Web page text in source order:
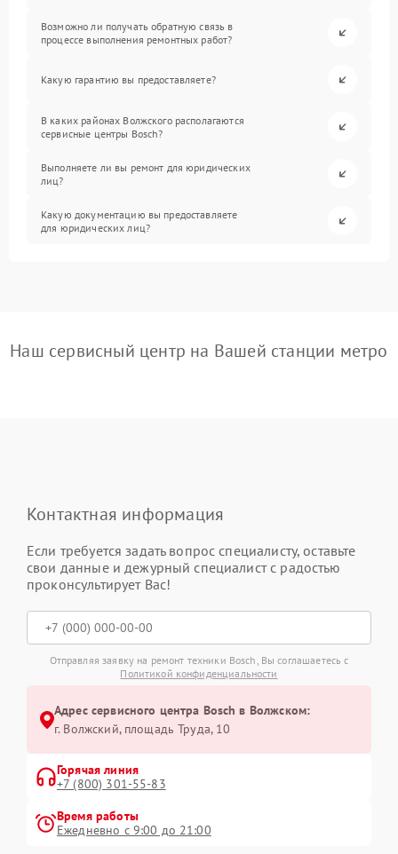
Возможно ли получать обратную связь в
процессе выполнения ремонтных работ?
Какую гарантию вы предоставляете?
В каких районах Волжского располагаются
сервисные центры Bosch?
Выполняете ли вы ремонт для юридических
лиц?
Какую документацию вы предоставляете
для юридических лиц?
Наш сервисный центр на Вашей станции метро
Контактная информация
Если требуется задать вопрос специалисту, оставьте
свои данные и дежурный специалист с радостью
проконсультирует Вас!
Отправляя заявку на ремонт техники Bosch, Вы соглашаетесь с
Политикой конфиденциальности
Адрес сервисного центра Bosch в Волжском:
г. Волжский, площадь Труда, 10
Горячая линия
+7 (800) 301-55-83
Время работы
Ежедневно с 9:00 до 21:00